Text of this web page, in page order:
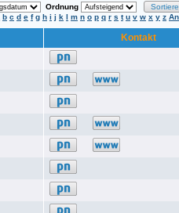
Ordnung
b c d e f g h i j k l m n o p q r s t u v w x y z
Kontakt